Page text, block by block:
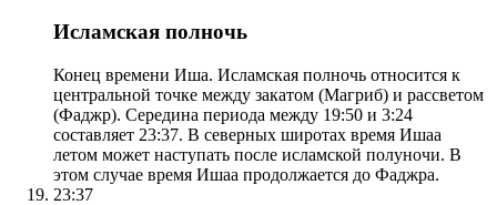
Исламская полночь
Конец времени Иша. Исламская полночь относится к
центральной точке между закатом (Магриб) и рассветом
(Фаджр). Середина периода между 19:50 и 3:24
составляет 23:37. В северных широтах время Ишаа
летом может наступать после исламской полуночи. В
этом случае время Ишаа продолжается до Фаджра.
23:37